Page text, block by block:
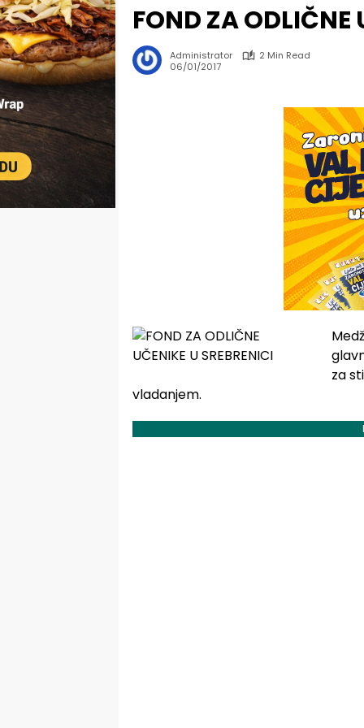
FOND ZA ODLIČNE
Administrator
2 Min Read
06/01/2017
za
vladanjem.